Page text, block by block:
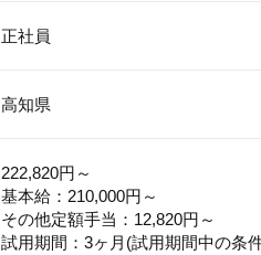
正社員
高知県
222,820円～
基本給：210,000円～
その他定額手当：12,820円～
試用期間：3ヶ月(試用期間中の条